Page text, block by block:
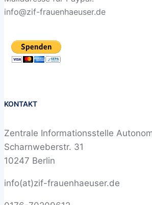
info@zif-frauenhaeuser.de
KONTAKT
Zentrale Informationsstelle
Scharnweberstr. 31
10247 Berlin
info(at)zif-frauenhaeuser.de